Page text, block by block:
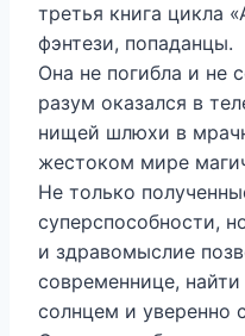
третья книга цикла
фэнтези, попаданцы.
Она не погибла и не
разум оказался в
нищей шлюхи в
жестоком мире
Не только
суперспособности,
и здравомыслие
современнице,
солнцем и уверенно